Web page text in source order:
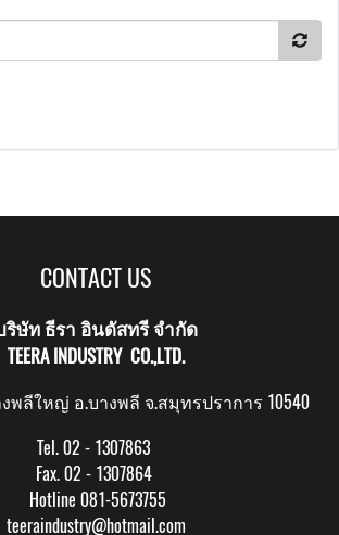
CONTACT US
ริษัท ธีรา อินดัสทรี จำกัด
TEERA INDUSTRY CO.,LTD.
พลีใหญ่ อ.บางพลี จ.สมุทรปราการ 10540
Tel. 02 - 1307863
Fax. 02 - 1307864
Hotline 081-5673755
teeraindustry@hotmail.com